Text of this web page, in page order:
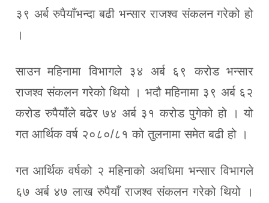
३९ अर्ब रुपैयाँभन्दा बढी भन्सार राजश्व संकलन गरेको हो
।
साउन महिनामा विभागले ३४ अर्ब ६९ करोड भन्सार
राजश्व संकलन गरेको थियो । भदौ महिनामा ३९ अर्ब ६२
करोड रुपैयाँले बढेर ७४ अर्ब ३१ करोड पुगेको हो । यो
गत आर्थिक वर्ष २०८०/८१ को तुलनामा समेत बढी हो ।
गत आर्थिक वर्षको २ महिनाको अवधिमा भन्सार विभागले
६७ अर्ब ४७ लाख रुपैयाँ राजश्व संकलन गरेको थियो ।